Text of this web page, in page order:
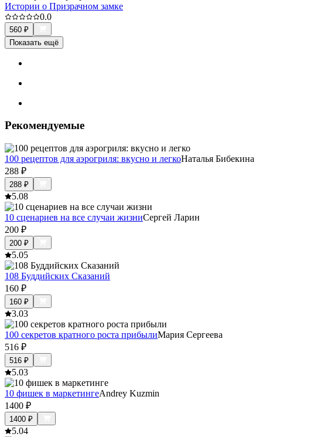
Истории о Призрачном замке
0.0
560 ₽
Показать ещё
Рекомендуемые
100 рецептов для аэрогриля: вкусно и легкоНаталья Бибекина
288 ₽
288 ₽
5.08
10 сценариев на все случаи жизниСергей Ларин
200 ₽
200 ₽
5.05
108 Буддийских Сказаний
160 ₽
160 ₽
3.03
100 секретов кратного роста прибылиМария Сергеева
516 ₽
516 ₽
5.03
10 фишек в маркетингеAndrey Kuzmin
1400 ₽
1400 ₽
5.04